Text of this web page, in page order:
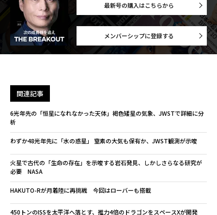
最新号の購入はこちらから
メンバーシップに登録する
関連記事
6光年先の「恒星になれなかった天体」褐色矮星の気象、JWSTで詳細に分
析
わずか48光年先に「水の惑星」 窒素の大気も保有か、JWST観測が示唆
火星で古代の「生命の存在」を示唆する岩石発見、しかしさらなる研究が
必要 NASA
HAKUTO-Rが月着陸に再挑戦 今回はローバーも搭載
450トンのISSを太平洋へ落とす、推力4倍のドラゴンをスペースXが開発